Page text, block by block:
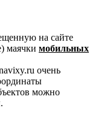
на сайте
маячки мобильных
очень
можно